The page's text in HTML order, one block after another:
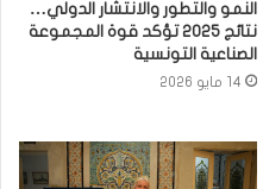
النمو والتطور والانتشار الدولي…
نتائج 2025 تؤكد قوة المجموعة
الصناعية التونسية
14 مايو 2026